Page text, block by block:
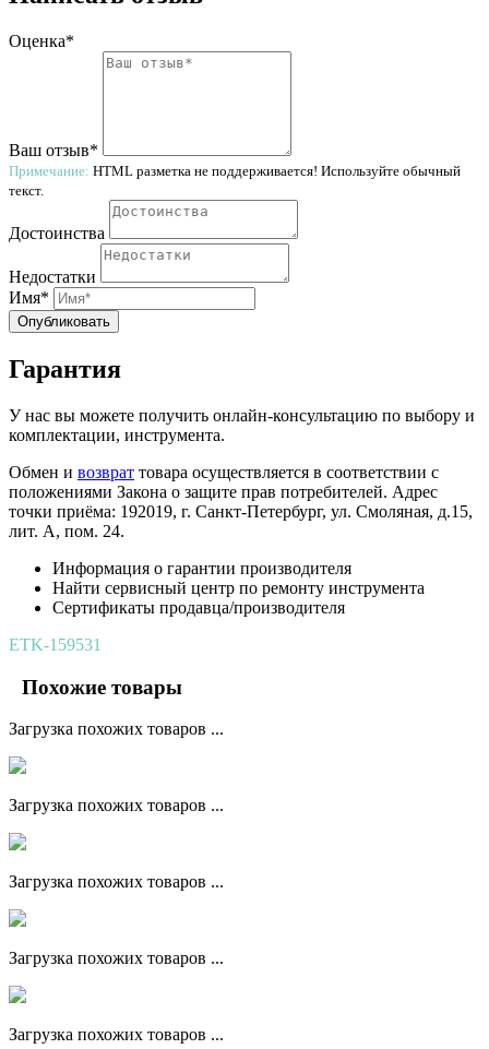
Оценка*
Ваш отзыв*
Примечание: HTML разметка не поддерживается! Используйте обычный
текст.
Достоинства
Недостатки
Имя*
Опубликовать
Гарантия
У нас вы можете получить онлайн-консультацию по выбору и
комплектации, инструмента.
Обмен и возврат товара осуществляется в соответствии с
положениями Закона о защите прав потребителей. Адрес
точки приёма: 192019, г. Санкт-Петербург, ул. Смоляная, д.15,
лит. А, пом. 24.
Информация о гарантии производителя
Найти сервисный центр по ремонту инструмента
Сертификаты продавца/производителя
ETK-159531
Похожие товары
Загрузка похожих товаров ...
Загрузка похожих товаров ...
Загрузка похожих товаров ...
Загрузка похожих товаров ...
Загрузка похожих товаров ...